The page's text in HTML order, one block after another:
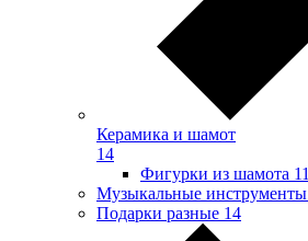
Керамика и шамот
14
Фигурки из шамота 11
Музыкальные инструменты
Подарки разные 14